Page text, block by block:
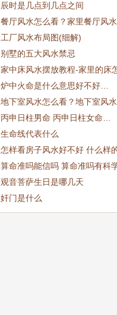
辰时是几点到几点之间
餐厅风水怎么看？家里餐厅风
工厂风水布局图(细解)
别墅的五大风水禁忌
家中床风水摆放教程-家里的床
炉中火命是什么意思好不好…
地下室风水怎么看？地下室风
丙申日柱男命 丙申日柱女命…
生命线代表什么
怎样看房子风水好不好 什么样
算命准吗能信吗 算命准吗有科
观音菩萨生日是哪几天
奸门是什么